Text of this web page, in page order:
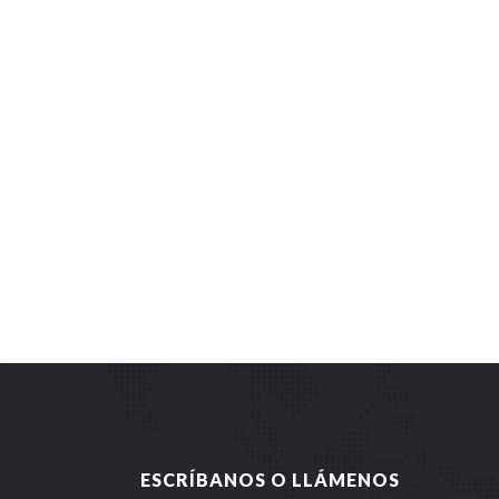
ESCRÍBANOS O LLÁMENOS